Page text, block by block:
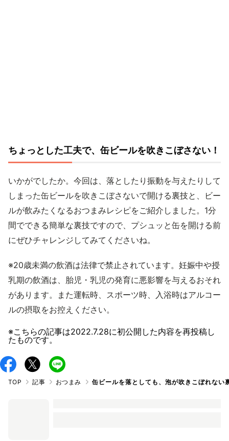
ちょっとした工夫で、缶ビールを吹きこぼさない！
いかがでしたか。今回は、落としたり振動を与えたりして
しまった缶ビールを吹きこぼさないで開ける裏技と、ビー
ルが飲みたくなるおつまみレシピをご紹介しました。1分
間でできる簡単な裏技ですので、プシュッと缶を開ける前
にぜひチャレンジしてみてくださいね。
※20歳未満の飲酒は法律で禁止されています。妊娠中や授
乳期の飲酒は、胎児・乳児の発育に悪影響を与えるおそれ
があります。また運転時、スポーツ時、入浴時はアルコー
ルの摂取をお控えください。
※こちらの記事は2022.7.28に初公開した内容を再投稿し
たものです。
TOP 記事 おつまみ 缶ビールを落としても、泡が吹きこぼれな